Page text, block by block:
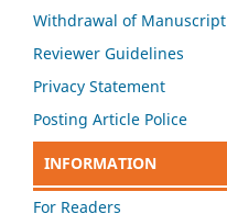
Withdrawal of Manuscript
Reviewer Guidelines
Privacy Statement
Posting Article Police
INFORMATION
For Readers